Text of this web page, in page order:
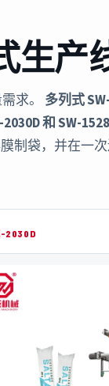
生产
求。 多列式
和 SW-1528
制袋，并在一
2030D